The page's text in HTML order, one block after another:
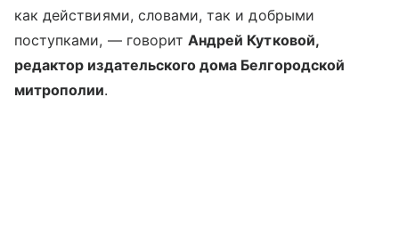
как действиями, словами, так и добрыми
поступками, — говоритАндрей Кутковой,
редактор издательского дома Белгородской
митрополии.